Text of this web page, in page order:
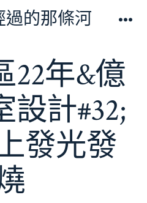
過的那條河
22年&億
設計#32;
發光發